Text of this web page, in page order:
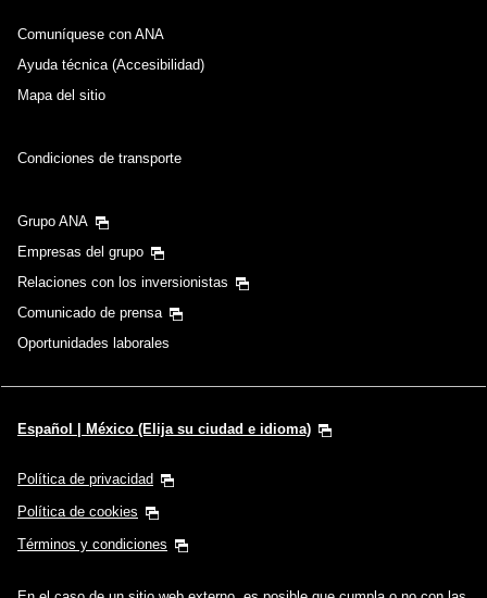
Comuníquese con ANA
Ayuda técnica (Accesibilidad)
Mapa del sitio
Condiciones de transporte
Grupo ANA
Empresas del grupo
Relaciones con los inversionistas
Comunicado de prensa
Oportunidades laborales
Español | México (Elija su ciudad e idioma)
Política de privacidad
Política de cookies
Términos y condiciones